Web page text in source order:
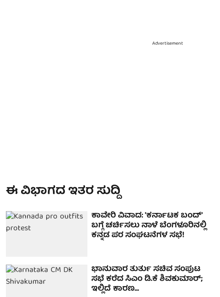
Advertisement
ಈ ವಿಭಾಗದ ಇತರ ಸುದ್ದಿ
ಕಾವೇರಿ ವಿವಾದ: 'ಕರ್ನಾಟಕ ಬಂದ್'
ಬಗ್ಗೆ ಚರ್ಚಿಸಲು ನಾಳೆ ಬೆಂಗಳೂರಿನಲ್ಲಿ
ಕನ್ನಡ ಪರ ಸಂಘಟನೆಗಳ ಸಭೆ!
ಭಾನುವಾರ ತುರ್ತು ಸಚಿವ ಸಂಪುಟ
ಸಭೆ ಕರೆದ ಸಿಎಂ ಡಿ.ಕೆ ಶಿವಕುಮಾರ್;
ಇಲ್ಲಿದೆ ಕಾರಣ...